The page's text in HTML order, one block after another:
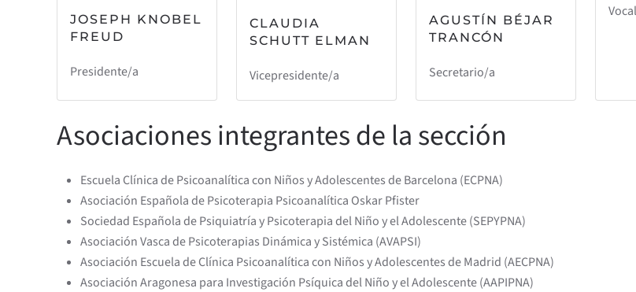
JOSEPH KNOBEL
FREUD
Presidente/a
CLAUDIA
SCHUTT ELMAN
Vicepresidente/a
AGUSTÍN BÉJAR
TRANCÓN
Secretario/a
Vocal
Asociaciones integrantes de la sección
Escuela Clínica de Psicoanalítica con Niños y Adolescentes de Barcelona (ECPNA)
Asociación Española de Psicoterapia Psicoanalítica Oskar Pfister
Sociedad Española de Psiquiatría y Psicoterapia del Niño y el Adolescente (SEPYPNA)
Asociación Vasca de Psicoterapias Dinámica y Sistémica (AVAPSI)
Asociación Escuela de Clínica Psicoanalítica con Niños y Adolescentes de Madrid (AECPNA)
Asociación Aragonesa para Investigación Psíquica del Niño y el Adolescente (AAPIPNA)